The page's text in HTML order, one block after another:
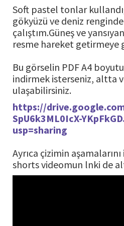
Soft pastel tonlar
gökyüzü ve deniz
çalıştım.Güneş ve
resme hareket getirmeye
Bu görselin PDF A4
indirmek isterseniz, altta
ulaşabilirsiniz.
https://
SpU6k3ML0IcX-
usp=sharing
Ayrıca çizimin
shorts videomun lnki de